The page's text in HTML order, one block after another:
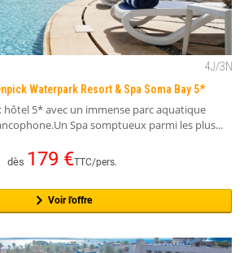
4J/3N
Waterpark Resort & Spa Soma Bay 5*
hôtel 5* avec un immense parc aquatique
Spa somptueux parmi les plus...
dès 179 €TTC/pers.
Voir l'offre